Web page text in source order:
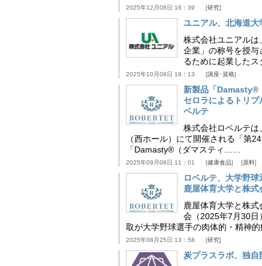
2025年12月08日 16：39 研究
ユニアル、北海道
株式会社ユニアル
企業」の称号を授
るために起業した
2025年10月08日 16：13 講座･資格
新製品「Damasty®
セロラによるトリ
ベルテ
株式会社ロベルテ
（西ホール）にて開催される「第
「Damasty®（ダマスティ……
2025年09月08日 11：01 健康食品 原料
ロベルテ、大学野
鹿屋体育大学と株
鹿屋体育大学と株
会（2025年7月30日
取が大学野球選手の肉体的・精神
2025年08月25日 13：58 研究
炭プラスラボ、独